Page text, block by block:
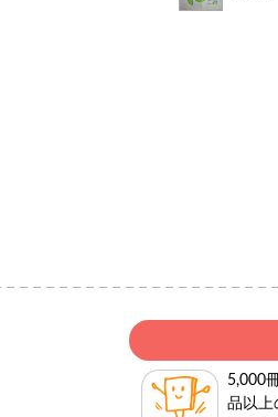
5,000
品以上